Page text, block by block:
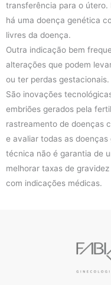
transferência para o útero.
há uma doença genética
livres da doença.
Outra indicação bem
alterações que podem
ou ter perdas gestacionais.
São inovações
embriões gerados pela
rastreamento de doenças
e avaliar todas as
técnica não é garantia de
melhorar taxas de
com indicações médicas.